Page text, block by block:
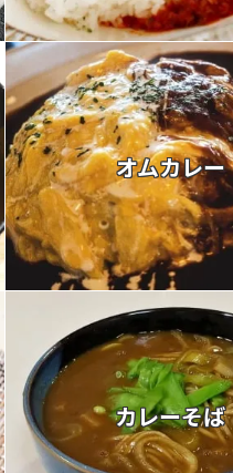
オムカレー
カレーそば